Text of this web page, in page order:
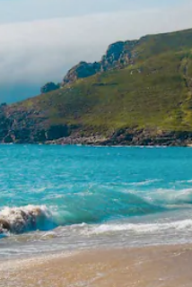
със стрелки нагоре и